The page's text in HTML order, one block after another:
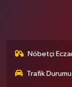
Nöbetçi
Trafik Durumu